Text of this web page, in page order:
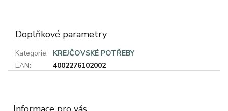
Doplňkové parametry
Kategorie:
KREJČOVSKÉ POTŘEBY
EAN: 4002276102002